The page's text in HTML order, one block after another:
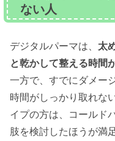
ない人
デジタルパーマは、 太
と乾かして整える時間
一方で、すでにダメー
時間がしっかり取れな
イプの方は、コールド
肢を検討したほうが満